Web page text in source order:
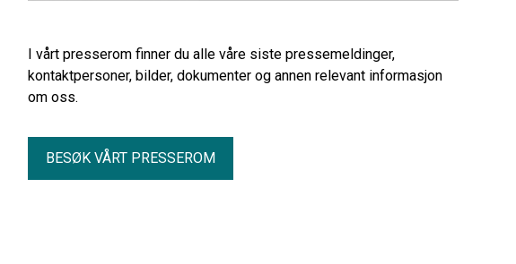
I vårt presserom finner du alle våre siste pressemeldinger,
kontaktpersoner, bilder, dokumenter og annen relevant informasjon
om oss.
BESØK VÅRT PRESSEROM